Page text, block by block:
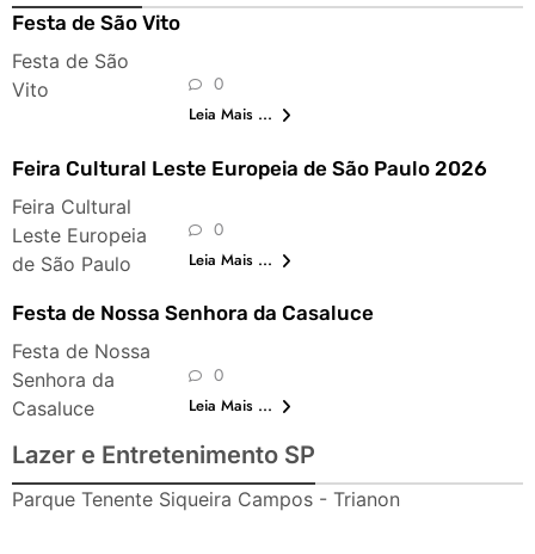
Festa de São Vito
Festa de São
Vito
0
Leia Mais ...
Feira Cultural Leste Europeia de São Paulo 2026
Feira Cultural
Leste Europeia
de São Paulo
0
Leia Mais ...
Festa de Nossa Senhora da Casaluce
Festa de Nossa
Senhora da
Casaluce
0
Leia Mais ...
Lazer e Entretenimento SP
Parque Tenente Siqueira Campos - Trianon